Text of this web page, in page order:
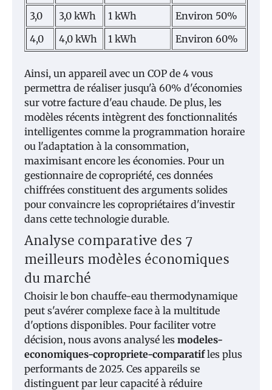
3,0
3,0 kWh 1 kWh
Environ 50%
4,0
4,0 kWh 1 kWh Environ 60%
Ainsi, un appareil avec un COP de 4 vous
permettra de réaliser jusqu'à 60% d'économies
sur votre facture d'eau chaude. De plus, les
modèles récents intègrent des fonctionnalités
intelligentes comme la programmation horaire
ou l'adaptation à la consommation,
maximisant encore les économies. Pour un
gestionnaire de copropriété, ces données
chiffrées constituent des arguments solides
pour convaincre les copropriétaires d'investir
dans cette technologie durable.
Analyse comparative des 7
meilleurs modèles économiques
du marché
Choisir le bon chauffe-eau thermodynamique
peut s'avérer complexe face à la multitude
d'options disponibles. Pour faciliter votre
décision, nous avons analysé les modeles-
economiques-copropriete-comparatifles plus
performants de 2025. Ces appareils se
distinguent par leur capacité à réduire